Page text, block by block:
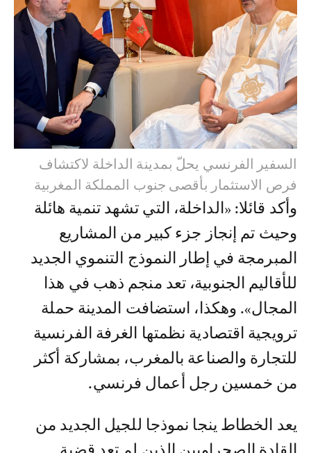
4
/
9
السفير الفرنسي يحلّ بمدينة الداخلة لاكتشاف
فرص الاستثمار بأقصى جنوب المملكة المغربية
وأكد قائلا: «الداخلة، التي تشهد تنمية هائلة
وحيث تم إنجاز جزء كبير من المشاريع
المبرمجة في إطار النموذج التنموي الجديد
للأقاليم الجنوبية، تعد منجم ذهب في هذا
المجال». وهكذا، استضافت المدينة حملة
ترويجية اقتصادية نظمتها الغرفة الفرنسية
للتجارة والصناعة بالمغرب، بمشاركة أكثر
من خمسين رجل أعمال فرنسي.
يعد الخطاط ينجا نموذجا للجيل الجديد من